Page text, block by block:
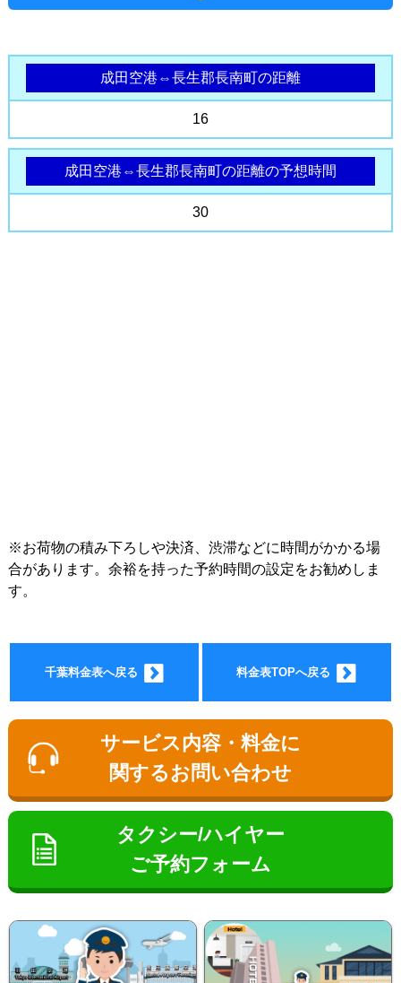
オプショ
ン料金
インフォ
メーショ
ン
成田空港⇔長生郡長南町の距離
16
成田空港⇔長生郡長南町の距離の予想時間
30
※お荷物の積み下ろしや決済、渋滞などに時間がかかる場
合があります。余裕を持った予約時間の設定をお勧めしま
す。
千葉料金表へ戻る 料金表TOPへ戻る
サービス内容・料金に
関するお問い合わせ
タクシー/ハイヤー
ご予約フォーム